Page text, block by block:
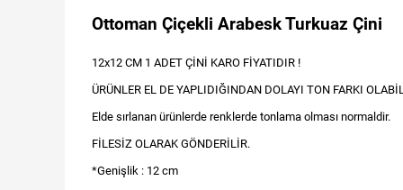
Ottoman Çiçekli Arabesk Turkuaz Çini
12x12 CM 1 ADET ÇİNİ KARO FİYATIDIR !
ÜRÜNLER EL DE YAPLIDIĞINDAN DOLAYI TON FARKI
Elde sırlanan ürünlerde renklerde tonlama olması normaldir.
FİLESİZ OLARAK GÖNDERİLİR.
*Genişlik : 12 cm